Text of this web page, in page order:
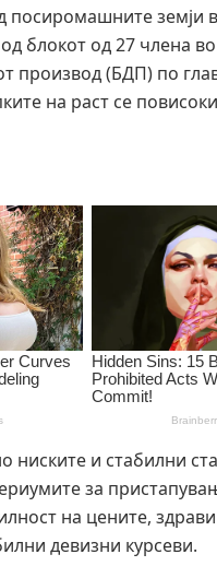
посиромашните земји
блокот од 27 члена
производ (БДП) по
на раст се
ниските и стабилни
за
на цените,
девизни курсеви.